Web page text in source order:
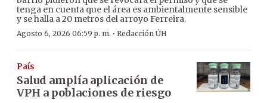
tenga en cuenta que el área es ambientalmente sensible
y se halla a 20 metros del arroyo Ferreira.
Agosto 6, 2026 06:59 p. m. · Redacción ÚH
País
Salud amplía aplicación de
VPH a poblaciones de riesgo